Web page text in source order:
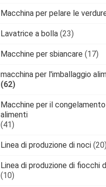
Macchina per pelare le
Lavatrice a bolla (23)
Macchine per sbiancare (17)
macchina per l'imballaggio
(62)
Macchine per il
alimenti
(41)
Linea di produzione di noci (20)
Linea di produzione di fiocchi
(10)